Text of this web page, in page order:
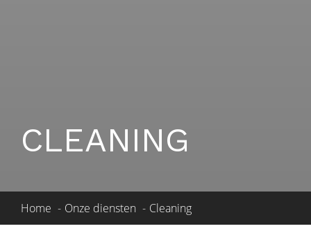
CLEANING
Home Onze diensten Cleaning